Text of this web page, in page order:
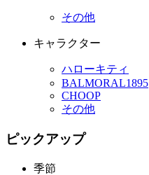
その他
キャラクター
ハローキティ
BALMORAL1895
CHOOP
その他
ピックアップ
季節